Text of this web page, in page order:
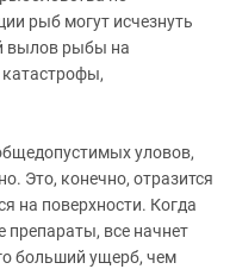
рыб могут исчезнуть
вылов рыбы на
катастрофы,
уловов,
Это, конечно, отразится
на поверхности. Когда
препараты, все начнет
больший ущерб, чем